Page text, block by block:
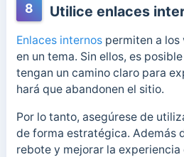
8 Utilice enlaces
Enlaces internospermiten a los
en un tema. Sin ellos, es
tengan un camino claro para
hará que abandonen el sitio.
Por lo tanto, asegúrese de
de forma estratégica. Además
rebote y mejorar la experiencia